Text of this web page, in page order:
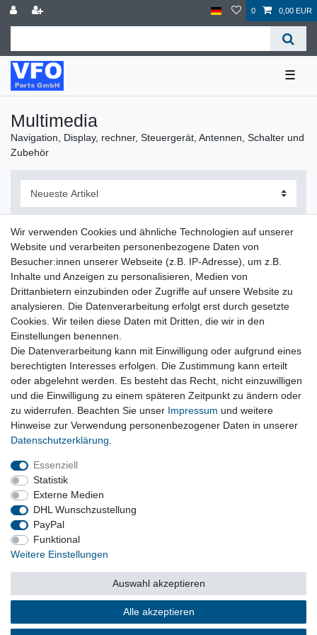
0 0,00 EUR
☰
Multimedia
Navigation, Display, rechner, Steuergerät, Antennen, Schalter und
Zubehör
Filter
Navigation, Display, rechner, Steuergerät, Antennen, Schalter
Vertrag widerrufen
Impressum
Barrierefreiheitserklärung
Vertrag widerrufen
© Copyright 2026 | Alle Rechte vorbehalten.
Wir verwenden Cookies und ähnliche Technologien auf unserer
Website und verarbeiten personenbezogene Daten von
Besucher:innen unserer Webseite (z.B. IP-Adresse), um z.B.
Inhalte und Anzeigen zu personalisieren, Medien von
Drittanbietern einzubinden oder Zugriffe auf unsere Website zu
analysieren. Die Datenverarbeitung erfolgt erst durch gesetzte
Cookies. Wir teilen diese Daten mit Dritten, die wir in den
Einstellungen benennen.
Die Datenverarbeitung kann mit Einwilligung oder aufgrund eines
berechtigten Interesses erfolgen. Die Zustimmung kann erteilt
oder abgelehnt werden. Es besteht das Recht, nicht einzuwilligen
und die Einwilligung zu einem späteren Zeitpunkt zu ändern oder
zu widerrufen. Beachten Sie unser Impressum und weitere
Hinweise zur Verwendung personenbezogener Daten in unserer
Daten­schutz­erklärung
Essenziell
Statistik
Externe Medien
DHL Wunschzustellung
PayPal
Funktional
Weitere Einstellungen
Alle akzeptieren
Auswahl akzeptieren